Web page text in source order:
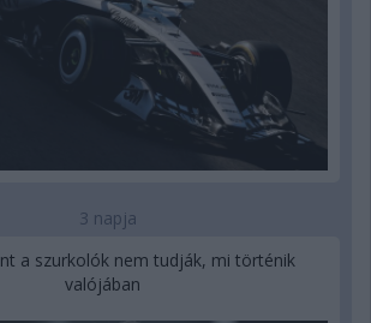
3 napja
a szurkolók nem tudják, mi történik
valójában